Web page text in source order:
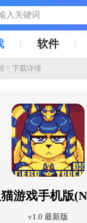
软件
> 下载详情
游戏手机版
v1.0 最新版